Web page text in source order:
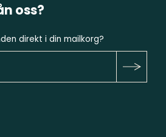
oss?
direkt i din mailkorg?